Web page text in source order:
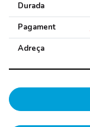
Durada
Pagament
Adreça